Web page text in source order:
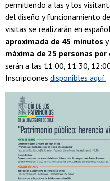
permitiendo a las y los
del diseño y funcionamiento
visitas se realizarán en
aproximada de 45 minutos
máxima de 25 personas por
serán a las 11:00, 11:30,
Inscripciones disponibles aquí.